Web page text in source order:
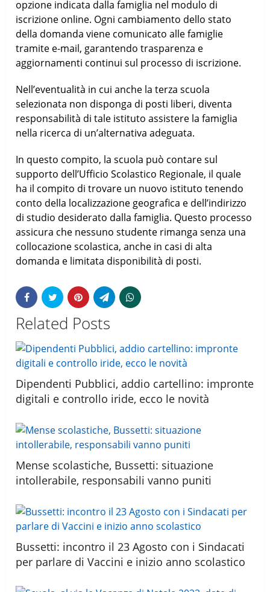
opzione indicata dalla famiglia nel modulo di
iscrizione online. Ogni cambiamento dello stato
della domanda viene comunicato alle famiglie
tramite e-mail, garantendo trasparenza e
aggiornamenti continui sul processo di iscrizione.
Nell’eventualità in cui anche la terza scuola
selezionata non disponga di posti liberi, diventa
responsabilità di tale istituto assistere la famiglia
nella ricerca di un’alternativa adeguata.
In questo compito, la scuola può contare sul
supporto dell’Ufficio Scolastico Regionale, il quale
ha il compito di trovare un nuovo istituto tenendo
conto della localizzazione geografica e dell’indirizzo
di studio desiderato dalla famiglia. Questo processo
assicura che nessuno studente rimanga senza una
collocazione scolastica, anche in casi di alta
domanda e limitata disponibilità di posti.
Related Posts
Dipendenti Pubblici, addio cartellino: impronte
digitali e controllo iride, ecco le novità
Mense scolastiche, Bussetti: situazione
intollerabile, responsabili vanno puniti
Bussetti: incontro il 23 Agosto con i Sindacati
per parlare di Vaccini e inizio anno scolastico